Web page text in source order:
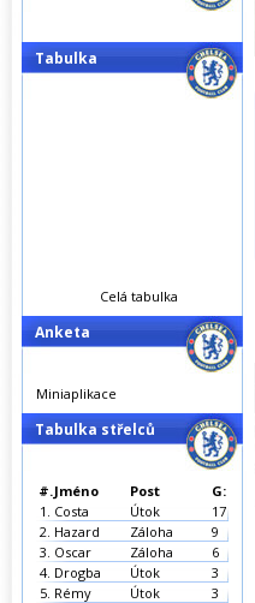
Tabulka
Celá tabulka
Anketa
Miniaplikace
Tabulka střelců
#.Jméno Post
G:
1. Costa Útok
17
2. Hazard Záloha
9
3. Oscar Záloha
6
4. Drogba Útok
3
5. Rémy Útok 3